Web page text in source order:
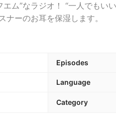
ム”なラジオ！ “一人でもい
ナーのお耳を保湿します。
Episodes
Language
Category